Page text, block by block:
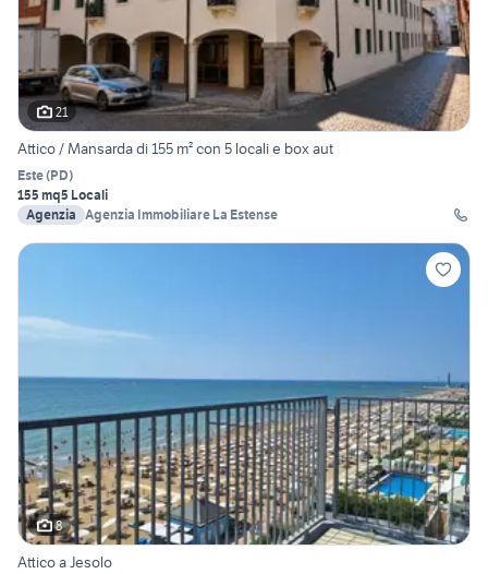
21
Attico / Mansarda di 155 m² con 5 locali e box aut
Este(PD)
155 mq5 Locali
Agenzia Agenzia Immobiliare La Estense
8
Attico a Jesolo